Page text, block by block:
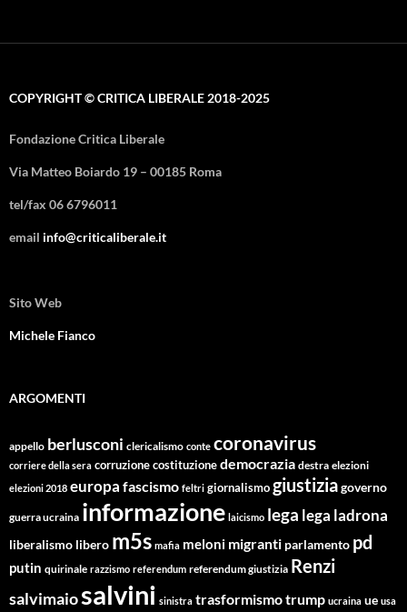
COPYRIGHT © CRITICA LIBERALE 2018-2025
Fondazione Critica Liberale
Via Matteo Boiardo 19 – 00185 Roma
tel/fax 06 6796011
email info@criticaliberale.it
Sito Web
Michele Fianco
ARGOMENTI
appello berlusconi clericalismo conte coronavirus
corriere della sera corruzionecostituzionedemocrazia destra elezioni
elezioni 2018 europa fascismo feltri giornalismogiustiziagoverno
guerra ucraina informazione laicismo lega lega ladrona
liberalismo libero m5s mafia meloni migranti parlamento pd
putin quirinale razzismo referendum referendum giustizia Renzi
salvimaiosalvini sinistra trasformismotrump ucraina ue usa